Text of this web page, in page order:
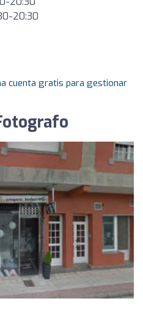
20:30
cuenta gratis para gestionar